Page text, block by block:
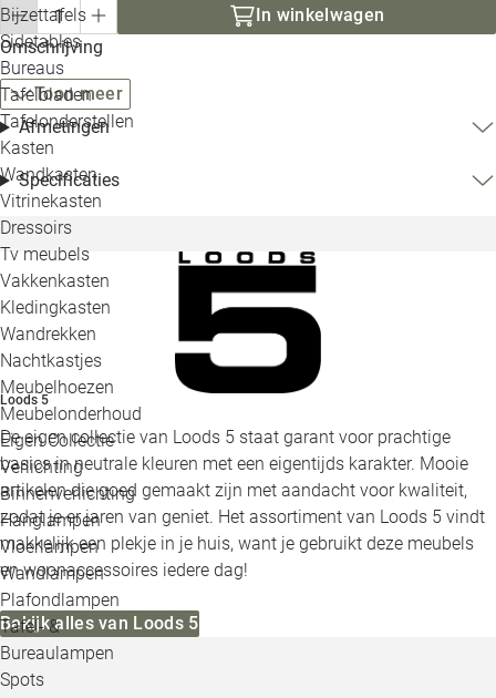
Bijzettafels
Sidetables
Bureaus
Tafelbladen
Tafelonderstellen
Kasten
Wandkasten
Vitrinekasten
Dressoirs
Tv meubels
Vakkenkasten
Kledingkasten
Wandrekken
Nachtkastjes
Meubelhoezen
Meubelonderhoud
Eigen Collectie
Verlichting
Binnenverlichting
Hanglampen
Vloerlampen
Wandlampen
Plafondlampen
Tafel- &
Bureaulampen
Spots
In winkelwagen
Omschrijving
Toon meer
Afmetingen
Specificaties
Loods 5
De eigen collectie van Loods 5 staat garant voor prachtige
basics in neutrale kleuren met een eigentijds karakter. Mooie
artikelen die goed gemaakt zijn met aandacht voor kwaliteit,
zodat je er jaren van geniet. Het assortiment van Loods 5 vindt
makkelijk een plekje in je huis, want je gebruikt deze meubels
en woonaccessoires iedere dag!
Bekijk alles van Loods 5